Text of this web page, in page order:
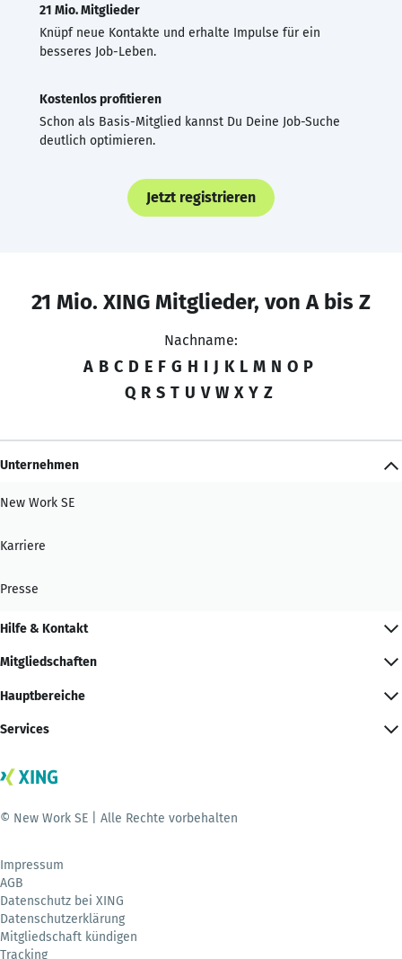
21 Mio. Mitglieder
Knüpf neue Kontakte und erhalte Impulse für ein
besseres Job-Leben.
Kostenlos profitieren
Schon als Basis-Mitglied kannst Du Deine Job-Suche
deutlich optimieren.
Jetzt registrieren
21 Mio. XING Mitglieder, von A bis Z
Nachname:
A B C D E F G H I J K L M N O P
Q R S T U V W X Y Z
Unternehmen
New Work SE
Karriere
Presse
Hilfe & Kontakt
Mitgliedschaften
Hauptbereiche
Services
© New Work SE | Alle Rechte vorbehalten
Impressum
AGB
Datenschutz bei XING
Datenschutzerklärung
Mitgliedschaft kündigen
Tracking